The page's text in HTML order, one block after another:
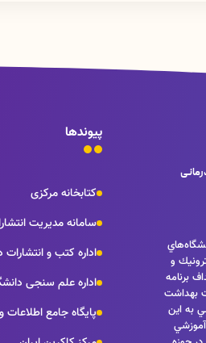
و
برنامه
بهداشت
به اين
پیوندها
کتابخانه مرکزی
سامانه مدیریت
اداره كتب و انتشارات
اداره علم سنجی
پايگاه جامع